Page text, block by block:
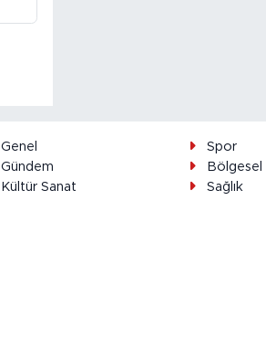
Genel
Spor
Gündem
Bölgesel
Kültür Sanat
Sağlık